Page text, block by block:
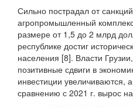
Сильно пострадал от
агропромышленный
размере от 1,5 до 2 млрд
республике достиг
населения [8]. Власти
позитивные сдвиги в
инвестиции увеличиваются,
сравнению с 2021 г. вырос